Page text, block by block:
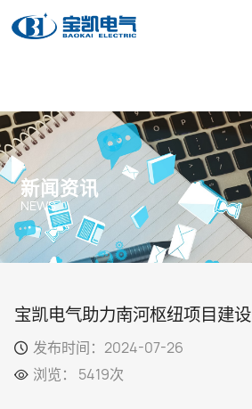
新闻资讯
NEWS
宝凯电气助力南河枢纽项目建设
发布时间：2024-07-26
浏览： 5419次